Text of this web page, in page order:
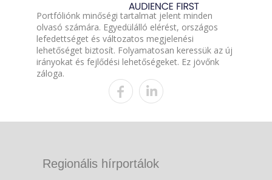
Portfóliónk minőségi tartalmat jelent minden
olvasó számára. Egyedülálló elérést, országos
lefedettséget és változatos megjelenési
lehetőséget biztosít. Folyamatosan keressük az új
irányokat és fejlődési lehetőségeket. Ez jövőnk
záloga.
Regionális hírportálok